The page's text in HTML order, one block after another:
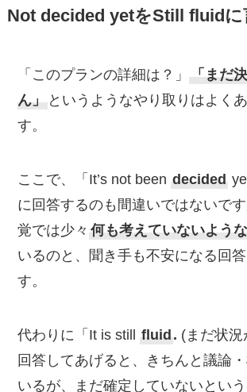
Not decided yetをStill fluidに
「このプランの詳細は？」
「まだ
ん」
というようなやり取りはよく
す。
ここで、「It’s not been decided
に回答するのも間違いではないで
覚では少々 何も考えていないよう
いるのと、聞き手も不安になる回
す。
代わりに「It is still fluid . (まだ状況
回答してあげると、きちんと議論
いるが、まだ確定していないとい